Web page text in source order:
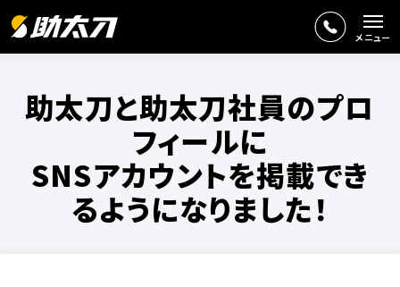
メニュー
助太刀と助太刀社員のプロ
フィールに
SNSアカウントを掲載でき
るようになりました！